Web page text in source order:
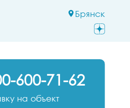
Брянск
600-71-62
на объект